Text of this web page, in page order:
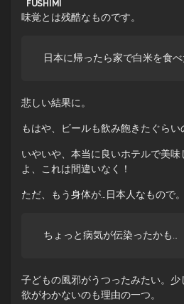
味覚とは残酷なものです。
日本に帰ったら家で白米を食
悲しい結果に。
もはや、ビールも飲み飽きたぐらい
いやいや、本当に良いホテルで美
よ、これは間違いなく！
ただ、もう身体が…日本人なもので。
ちょっと病気が伝染ったかも…
子どもの風邪がうつったみたい。
欲がわかないのも理由の一つ。